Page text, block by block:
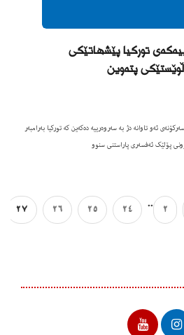
تورکیا پێشهاتێکی
پتەوین
ئەو تاوانە دژ بە سەروەرییە دەکەین کە تورکیا بەرامبەر
پۆلێک ئەفسەری پاراستنی سنوو
2
..
24
25
26
27